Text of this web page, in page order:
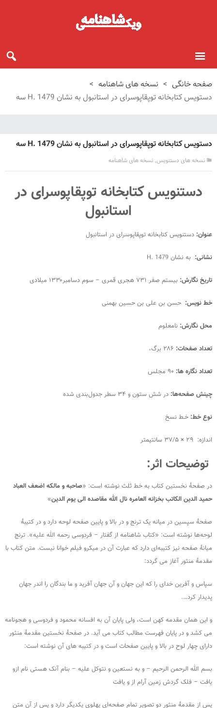
صفحه خانگی > نسخه های شاهنامه >
دستویس کتابخانه توپقاپوسرای در استانبول به نشان H. 1479 سه
دستویس کتابخانه توپقاپوسرای در استانبول به نشان H. 1479 سه
نسخه های دستنویس, نسخه های شاهنامه
دستنویس کتابخانه توپقاپوسرای در
استانبول
عنوان: دستنویس کتابخانه توپقاپوسرای در استانبول
نشانی: به نشان H. 1479
تاریخ نگارش: بیستم صفر ۷۳۱ هجری قمری‌ – سوم دسامبر۱۳۳۰ میلادی
خط نویس: حسن بن علی بن حسین بهمنی
محل نگارش: نامعلوم
تعداد صفحات:
تعداد نگاره ها:
چینش صفحه‌ها: در شش ستون و ۳۴ سطر جدول‌بندی شده
نوع خط: خـط نسخ
اندازه: ۲۹ × ۳۷/۵ سانتیمتر
توضیحات اثر:
در صفحۀ نخستین کتاب به خط ثلث نوشته است: «صاحبه و مالکه اضعف العباد
حمید الدین الکاتب بخزانه العامره نال الله مقاصده الى یوم الدین»
صفحۀ سپسین در میانه یک ترنج و در بالا و پایین صفحه لوحه دارد و در کتیبۀ
لوحه‌ها نوشته است: «کتاب شاهنامه از گفتار – فردوسی رحمه الله علیه». ترنج
میانۀ صفحه نیز کتیبه‌ای دارد که عبارت آن در میکرو فیلم خوانا نیست. متن کتاب با
مقدمۀ منثور آغاز می گردد:
سپاس و آفرین خدای را که این جهان و آن جهان آفرید و ما بندگان را اندر جهان
پدیدار کرد….
و این همان مقدمه کهن است، ولی پایان آن به افسانه محمود و فردوسی و هجونامه
می کشد و در پایان فهرست مطالب کتاب می آید. در صفحۀ نخستین مقدمۀ منثور
دارای چهار لوح در بالا و پایین صفحات است و در کتیبه های آن نوشته است:
بسم الله الرحمن الرحیم – و به نستعین و نتوکل علیه – بنام آنک هستی نام ازو
یافت – فلک گردش زمین آرام از و یافت
پس از مقدمۀ منثور دو تصویر تمام صفحه‌ای پهلوی یکدیگر دارد و پس از آن متن